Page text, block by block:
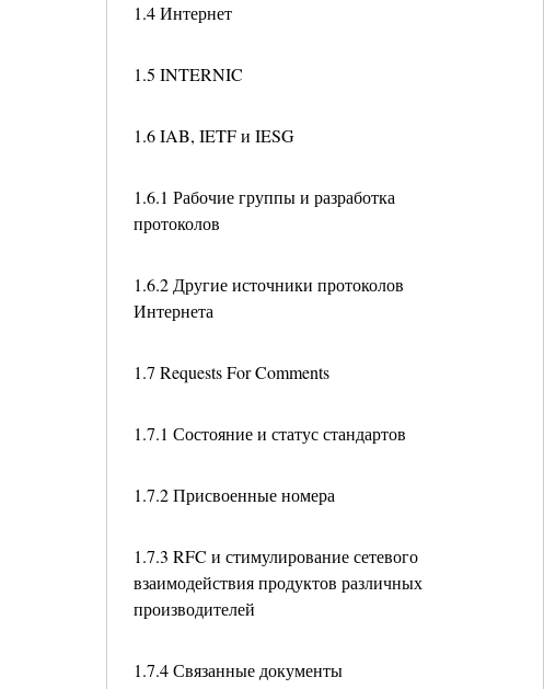
1.4 Интернет
1.5 INTERNIC
1.6 IAB, IETF и IESG
1.6.1 Рабочие группы и разработка
протоколов
1.6.2 Другие источники протоколов
Интернета
1.7 Requests For Comments
1.7.1 Состояние и статус стандартов
1.7.2 Присвоенные номера
1.7.3 RFC и стимулирование сетевого
взаимодействия продуктов различных
производителей
1.7.4 Связанные документы